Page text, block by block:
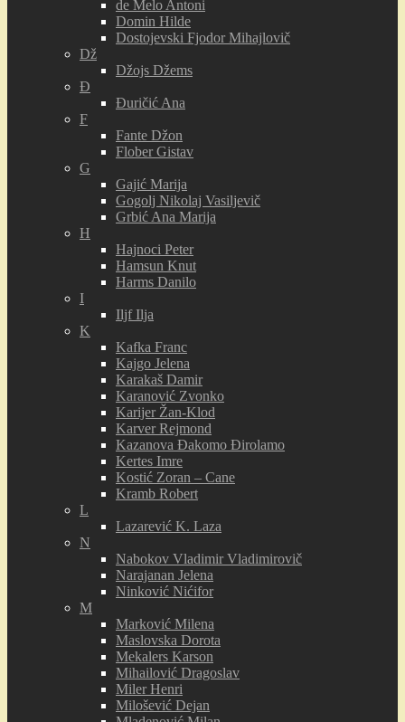
de Melo Antoni
Domin Hilde
Dostojevski Fjodor Mihajlovič
Dž
Džojs Džems
Đ
Đuričić Ana
F
Fante Džon
Flober Gistav
G
Gajić Marija
Gogolj Nikolaj Vasiljevič
Grbić Ana Marija
H
Hajnoci Peter
Hamsun Knut
Harms Danilo
I
Iljf Ilja
K
Kafka Franc
Kajgo Jelena
Karakaš Damir
Karanović Zvonko
Karijer Žan-Klod
Karver Rejmond
Kazanova Đakomo Đirolamo
Kertes Imre
Kostić Zoran – Cane
Kramb Robert
L
Lazarević K. Laza
N
Nabokov Vladimir Vladimirovič
Narajanan Jelena
Ninković Nićifor
M
Marković Milena
Maslovska Dorota
Mekalers Karson
Mihailović Dragoslav
Miler Henri
Milošević Dejan